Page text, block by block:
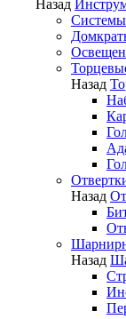
Назад
Назад
Назад
Назад